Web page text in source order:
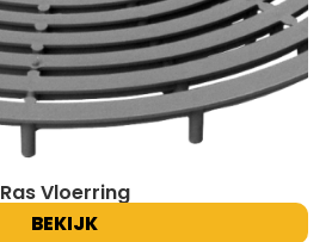
Ras Vloerring
BEKIJK